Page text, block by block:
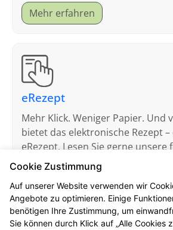
Parkplatzsuche sparen?
Mehr erfahren
eRezept
Mehr Klick. Weniger Papier. Und
bietet das elektronische Rezept
eRezept. Lesen Sie gerne unsere
FAQ.
Mehr erfahren
Cookie Zustimmung
Auf unserer Website verwenden wir
Angebote zu optimieren. Einige
benötigen Ihre Zustimmung, um
Sie können durch Klick auf „Alle Cookies